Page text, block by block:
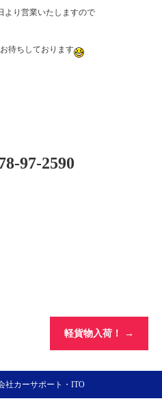
より営業いたしますので
待ちしております
97-2590
軽貨物入荷！ →
社カーサポート・ITO